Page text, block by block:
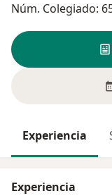
Núm. Colegiado:
Experiencia
Experiencia